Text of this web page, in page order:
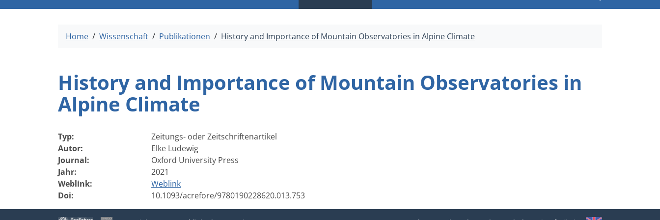
Home Wissenschaft Publikationen History and Importance of Mountain Observatories in Alpine Climate
History and Importance of Mountain Observatories in
Alpine Climate
Typ:
Zeitungs- oder Zeitschriftenartikel
Autor:
Elke Ludewig
Journal:
Oxford University Press
Jahr:
2021
Weblink:
Weblink
Doi:
10.1093/acrefore/9780190228620.013.753